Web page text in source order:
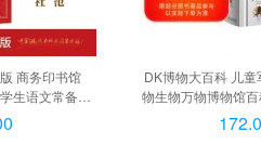
商务印书馆
生语文常备工
汉7古汉语常
词典作文书成
DK博物大百科 儿
物生物万物博物馆百
—一本太阳系